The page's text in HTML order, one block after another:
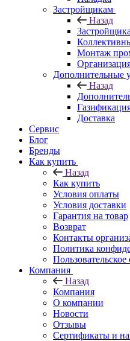
Застройщикам
Назад
Монтаж
Дополнительные
Назад
Доставка
Сервис
Блог
Бренды
Как купить
Назад
Как купить
Условия оплаты
Условия доставки
Гарантия на товар
Возврат
Контакты
Политика
Компания
Назад
Компания
О компании
Новости
Отзывы
Сертификаты и